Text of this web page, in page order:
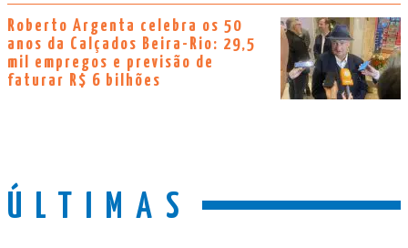
Roberto Argenta celebra os 50
anos da Calçados Beira-Rio: 29,5
mil empregos e previsão de
faturar R$ 6 bilhões
ÚLTIMAS